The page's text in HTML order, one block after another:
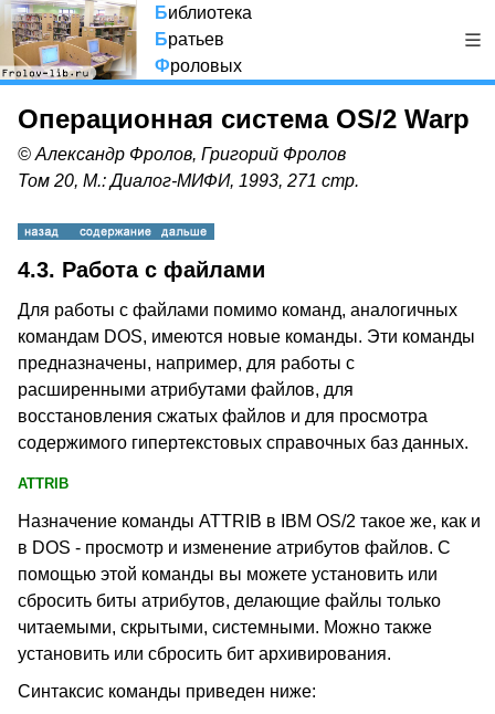
Библиотека
Братьев
Фроловых
Операционная система OS/2 Warp
© Александр Фролов, Григорий Фролов
Том 20, М.: Диалог-МИФИ, 1993, 271 стр.
4.3. Работа с файлами
Для работы с файлами помимо команд, аналогичных
командам DOS, имеются новые команды. Эти команды
предназначены, например, для работы с
расширенными атрибутами файлов, для
восстановления сжатых файлов и для просмотра
содержимого гипертекстовых справочных баз данных.
ATTRIB
Назначение команды ATTRIB в IBM OS/2 такое же, как и
в DOS - просмотр и изменение атрибутов файлов. С
помощью этой команды вы можете установить или
сбросить биты атрибутов, делающие файлы только
читаемыми, скрытыми, системными. Можно также
установить или сбросить бит архивирования.
Синтаксис команды приведен ниже: